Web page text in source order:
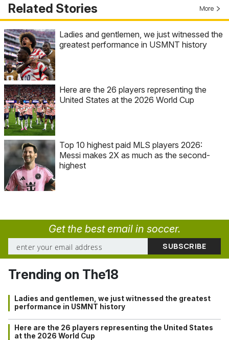
Related Stories More
Ladies and gentlemen, we just witnessed the
greatest performance in USMNT history
Here are the 26 players representing the
United States at the 2026 World Cup
Top 10 highest paid MLS players 2026:
Messi makes 2X as much as the second-
highest
Get the best email in soccer.
Trending on The18
Ladies and gentlemen, we just witnessed the greatest
performance in USMNT history
Here are the 26 players representing the United States
at the 2026 World Cup